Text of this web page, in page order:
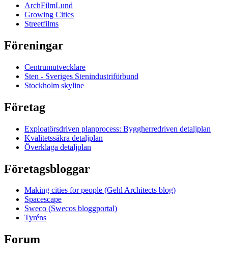
ArchFilmLund
Growing Cities
Streetfilms
Föreningar
Centrumutvecklare
Sten - Sveriges Stenindustriförbund
Stockholm skyline
Företag
Exploatörsdriven planprocess: Byggherredriven detaljplan
Kvalitetssäkra detaljplan
Överklaga detaljplan
Företagsbloggar
Making cities for people (Gehl Architects blog)
Spacescape
Sweco (Swecos bloggportal)
Tyréns
Forum